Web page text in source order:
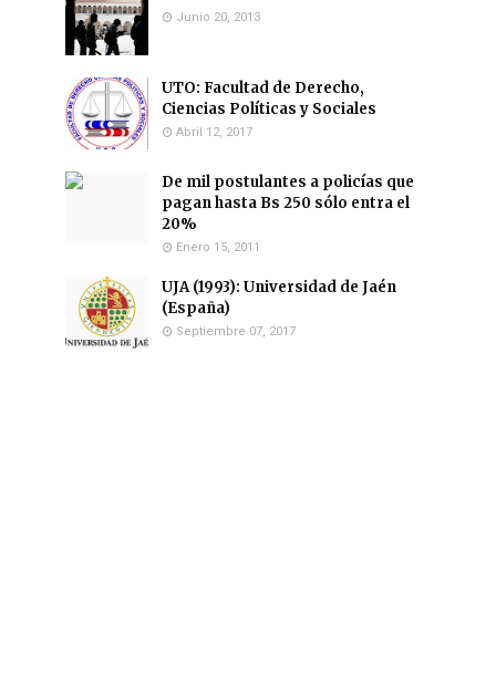
Junio 20, 2013
UTO: Facultad de Derecho,
Ciencias Políticas y Sociales
Abril 12, 2017
De mil postulantes a policías que
pagan hasta Bs 250 sólo entra el
20%
Enero 15, 2011
UJA (1993): Universidad de Jaén
(España)
Septiembre 07, 2017